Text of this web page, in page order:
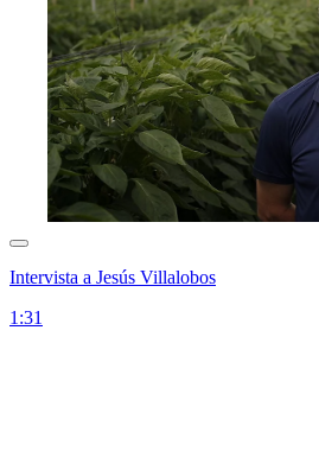
Intervista a Jesús Villalobos
1:31